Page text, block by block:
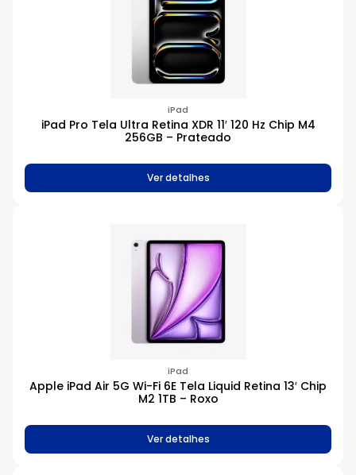
iPad
iPad Pro Tela Ultra Retina XDR 11′ 120 Hz Chip M4
256GB – Prateado
Ver detalhes
iPad
Apple iPad Air 5G Wi-Fi 6E Tela Liquid Retina 13′ Chip
M2 1TB – Roxo
Ver detalhes